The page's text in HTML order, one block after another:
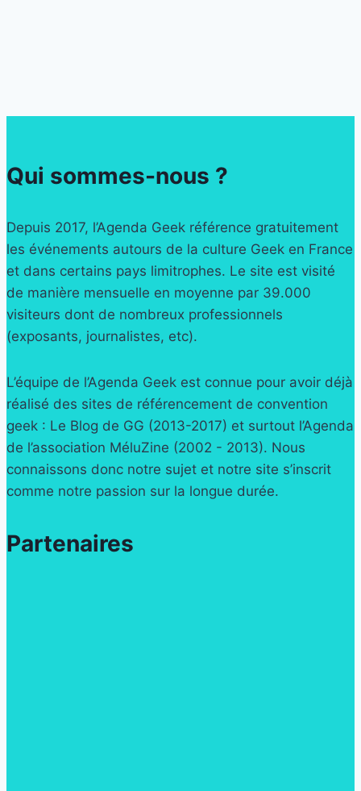
Qui sommes-nous ?
Depuis 2017, l’Agenda Geek référence gratuitement
les événements autours de la culture Geek en France
et dans certains pays limitrophes. Le site est visité
de manière mensuelle en moyenne par 39.000
visiteurs dont de nombreux professionnels
(exposants, journalistes, etc).
L’équipe de l’Agenda Geek est connue pour avoir déjà
réalisé des sites de référencement de convention
geek : Le Blog de GG (2013-2017) et surtout l’Agenda
de l’association MéluZine (2002 - 2013). Nous
connaissons donc notre sujet et notre site s’inscrit
comme notre passion sur la longue durée.
Partenaires